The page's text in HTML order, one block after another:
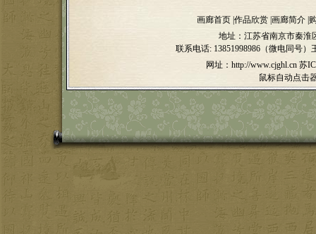
画廊首页 作品欣赏 画廊简介
地址：江苏省南京市秦淮
联系电话: 13851998986（微电同号）
网址：http://www.cjghl.cn 苏
鼠标自动点击